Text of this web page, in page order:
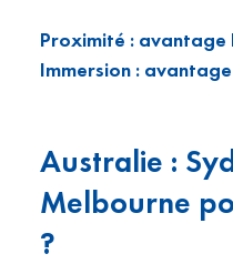
Proximité : avantage
Immersion :
Australie :
Melbourne
?